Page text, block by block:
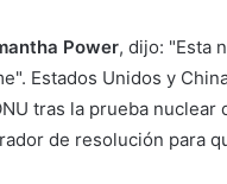
Power, dijo: "Esta
Estados Unidos y
tras la prueba nuclear
de resolución para